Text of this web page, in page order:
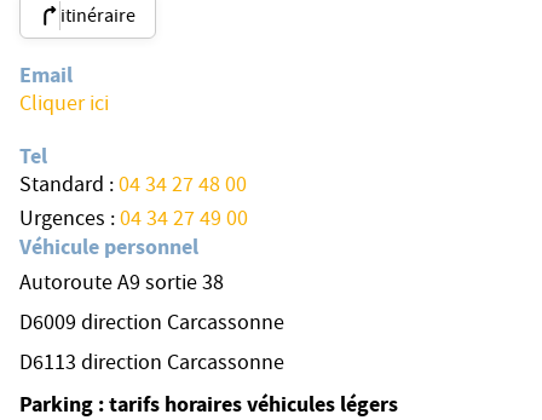
itinéraire
Email
Cliquer ici
Tel
Standard :04 34 27 48 00
Urgences :04 34 27 49 00
Véhicule personnel
Autoroute A9 sortie 38
D6009 direction Carcassonne
D6113 direction Carcassonne
Parking : tarifs horaires véhicules légers